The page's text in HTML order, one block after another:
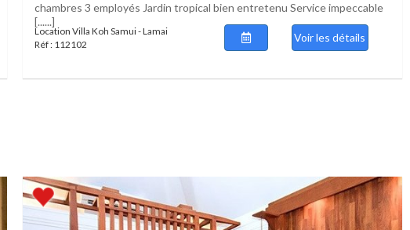
chambres 3 employés Jardin tropical bien entretenu Service impeccable
[......]
Location Villa Koh Samui - Lamai
Réf : 112102
Voir les détails